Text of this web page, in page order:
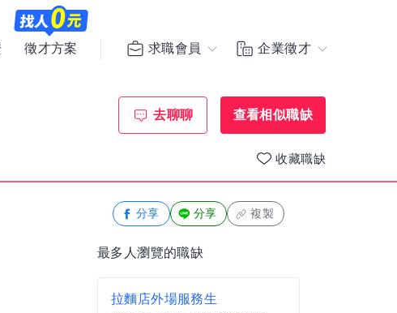
徵才方案 求職會員 企業徵才
去聊聊 查看相似職缺
收藏職缺
分享 分享 複製
最多人瀏覽的職缺
拉麵店外場服務生